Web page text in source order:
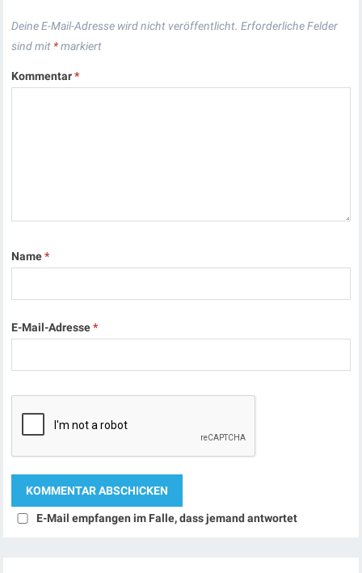
Deine E-Mail-Adresse wird nicht veröffentlicht. Erforderliche Felder
sind mit *markiert
Kommentar*
Name*
E-Mail-Adresse*
E-Mail empfangen im Falle, dass jemand antwortet